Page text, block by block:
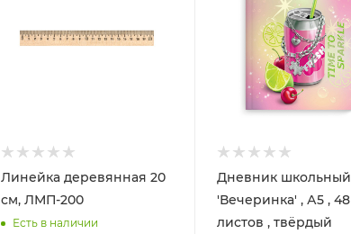
Линейка деревянная 20
см, ЛМП-200
Есть в наличии
Дневник школьный
'Вечеринка' , А5 , 48
листов , твёрдый